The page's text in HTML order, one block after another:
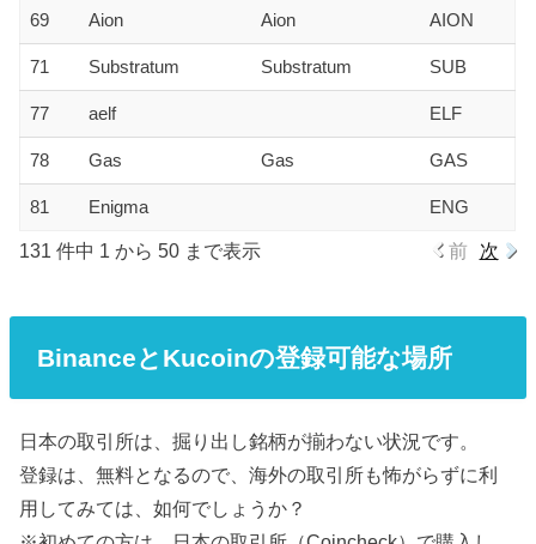
69 Aion Aion AION
71 Substratum Substratum SUB
77 aelf ELF
78 Gas Gas GAS
81 Enigma ENG
131 件中 1 から 50 まで表示 前 次
BinanceとKucoinの登録可能な場所
日本の取引所は、掘り出し銘柄が揃わない状況です。
登録は、無料となるので、海外の取引所も怖がらずに利
用してみては、如何でしょうか？